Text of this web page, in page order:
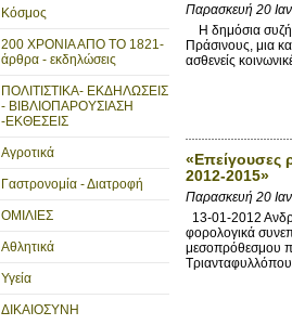
Κόσμος
200 ΧΡΟΝΙΑ ΑΠΟ ΤΟ 1821-
άρθρα - εκδηλώσεις
ΠΟΛΙΤΙΣΤΙΚΑ- ΕΚΔΗΛΩΣΕΙΣ
- ΒΙΒΛΙΟΠΑΡΟΥΣΙΑΣΗ
-ΕΚΘΕΣΕΙΣ
Αγροτικά
Γαστρονομία - Διατροφή
ΟΜΙΛΙΕΣ
Αθλητικά
Υγεία
ΔΙΚΑΙΟΣΥΝΗ
Παρασκευή 20
Η δημόσια
Πράσινους, μια
ασθενείς
«Επείγουσες
2012-2015»
Παρασκευή 20
13-01-2012
φορολογικά
μεσοπρόθεσμου